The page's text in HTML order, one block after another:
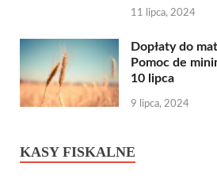
11 lipca, 2024
Dopłaty do
Pomoc de
10 lipca
9 lipca, 2024
KASY FISKALNE